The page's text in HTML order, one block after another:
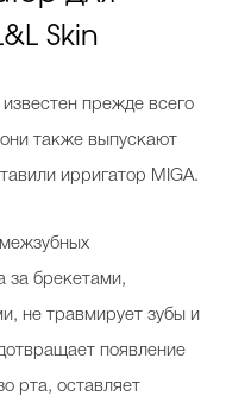
Skin
прежде всего
также выпускают
ирригатор MIGA.
за брекетами,
не травмирует зубы и
появление
рта, оставляет